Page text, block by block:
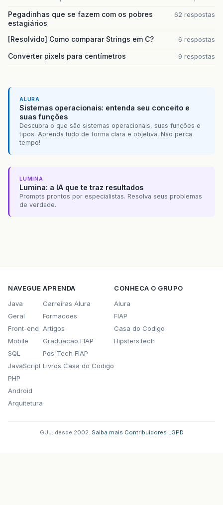
Pegadinhas que se fazem com os pobres
estagiários
62 respostas
[Resolvido] Como comparar Strings em C? 6 respostas
Converter pixels para centímetros 9 respostas
ALURA
Sistemas operacionais: entenda seu conceito e
suas funções
Descubra o que são sistemas operacionais, suas funções e
tipos. Aprenda tudo de forma clara e objetiva. Não perca
tempo!
LUMINA
Lumina: a IA que te traz resultados
Prompts prontos por especialistas. Resolva seus problemas
de verdade.
NAVEGUE
Java
Geral
Front-end
Mobile
SQL
JavaScript
PHP
Android
Arquitetura
APRENDA
Carreiras Alura
Formacoes
Artigos
Graduacao FIAP
Pos-Tech FIAP
Livros Casa do Codigo
CONHECA O GRUPO
Alura
FIAP
Casa do Codigo
Hipsters.tech
GUJ: desde 2002. Saiba mais Contribuidores LGPD